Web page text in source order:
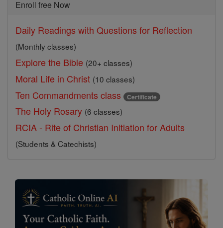
Enroll free Now
Daily Readings with Questions for Reflection
(Monthly classes)
Explore the Bible (20+ classes)
Moral Life in Christ (10 classes)
Ten Commandments class Certificate
The Holy Rosary (6 classes)
RCIA - Rite of Christian Initiation for Adults
(Students & Catechists)